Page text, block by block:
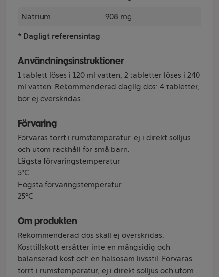
Natrium 908 mg
* Dagligt referensintag
Användningsinstruktioner
1 tablett löses i 120 ml vatten, 2 tabletter löses i 240
ml vatten. Rekommenderad daglig dos: 4 tabletter,
bör ej överskridas.
Förvaring
Förvaras torrt i rumstemperatur, ej i direkt solljus
och utom räckhåll för små barn.
Lägsta förvaringstemperatur
5°C
Högsta förvaringstemperatur
25°C
Om produkten
Rekommenderad dos skall ej överskridas.
Kosttillskott ersätter inte en mångsidig och
balanserad kost och en hälsosam livsstil. Förvaras
torrt i rumstemperatur, ej i direkt solljus och utom